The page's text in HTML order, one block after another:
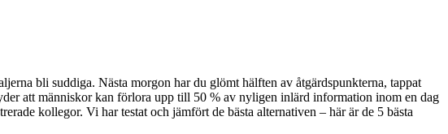
bli suddiga. Nästa morgon har du glömt hälften av åtgärdspunkterna, tappat
att människor kan förlora upp till 50 % av nyligen inlärd information inom en dag
kollegor. Vi har testat och jämfört de bästa alternativen – här är de 5 bästa